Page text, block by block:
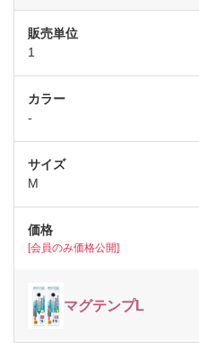
1
-
M
[会員のみ価格公開]
マグテンプL